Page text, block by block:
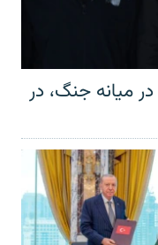
میانه جنگ، در